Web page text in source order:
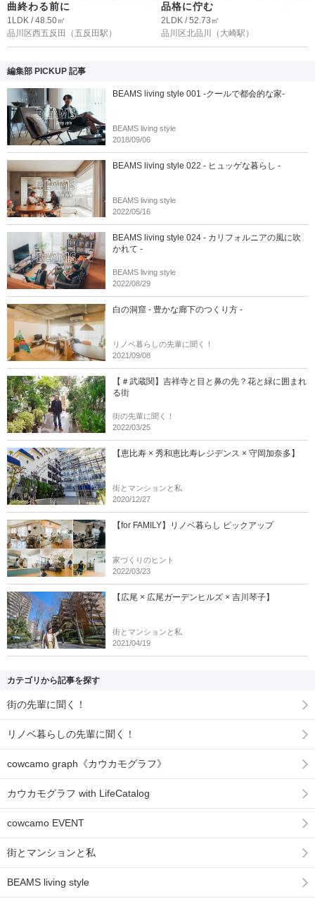
曲終わる前に
1LDK / 48.50㎡
品川区西五反田
（五反田駅）
品格に佇む
2LDK / 52.73㎡
品川区北品川
（大崎駅）
編集部 PICKUP 記事
BEAMS living style 001 -クールで都会的な家-
BEAMS living style
2018/09/06
BEAMS living style 022 - ヒュッゲな暮らし -
BEAMS living style
2022/05/16
BEAMS living style 024 - カリフォルニアの風に吹
かれて -
BEAMS living style
2022/08/29
白の洞窟 - 豊かな廊下のつくり方 -
リノベ暮らしの先輩に聞く！
2021/09/08
【＃武蔵関】吉祥寺と目と鼻の先？花と緑に囲まれ
る街
街の先輩に聞く！
2022/03/25
【恵比寿 × 秀和恵比寿レジデンス × 守岡加奈多】
街とマンションと私
2020/12/27
【for FAMILY】リノベ暮らし ピックアップ
家づくりのヒント
2022/03/23
【広尾 × 広尾ガーデンヒルズ × 吉川琴子】
街とマンションと私
2021/04/19
カテゴリから記事を探す
街の先輩に聞く！
リノベ暮らしの先輩に聞く！
cowcamo graph《カウカモグラフ》
カウカモグラフ with LifeCatalog
cowcamo EVENT
街とマンションと私
BEAMS living style